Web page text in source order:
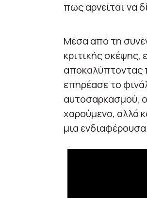
πως αρνείται να
Μέσα από τη
κριτικής σκέψης,
αποκαλύπτοντας
επηρέασε το
αυτοσαρκασμού,
χαρούμενο, αλλά
μια